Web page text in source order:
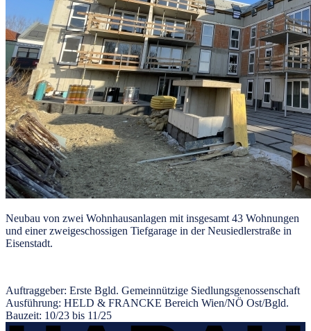
Neubau von zwei Wohnhausanlagen mit insgesamt 43 Wohnungen
und einer zweigeschossigen Tiefgarage in der Neusiedlerstraße in
Eisenstadt.
Auftraggeber: Erste Bgld. Gemeinnützige Siedlungsgenossenschaft
Ausführung: HELD & FRANCKE Bereich Wien/NÖ Ost/Bgld.
Bauzeit: 10/23 bis 11/25